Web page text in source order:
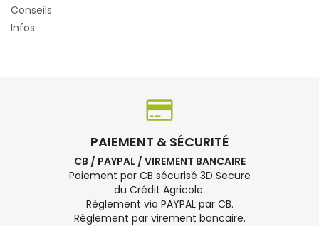
Conseils
Infos
PAIEMENT & SÉCURITÉ
CB / PAYPAL / VIREMENT BANCAIRE
Paiement par CB sécurisé 3D Secure
du Crédit Agricole.
Règlement via PAYPAL par CB.
Règlement par virement bancaire.